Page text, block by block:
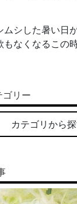
ムシした暑い日
もなくなるこの
ゴリー
カテゴリから